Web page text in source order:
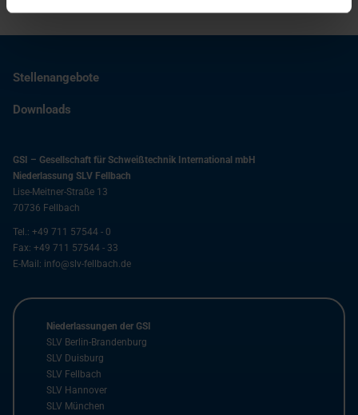
Stellenangebote
Downloads
GSI – Gesellschaft für Schweißtechnik International mbH
Niederlassung SLV Fellbach
Lise-Meitner-Straße 13
70736 Fellbach
Tel.: +49 711 57544 - 0
Fax: +49 711 57544 - 33
E-Mail: info@slv-fellbach.de
Niederlassungen der GSI
SLV Berlin-Brandenburg
SLV Duisburg
SLV Fellbach
SLV Hannover
SLV München